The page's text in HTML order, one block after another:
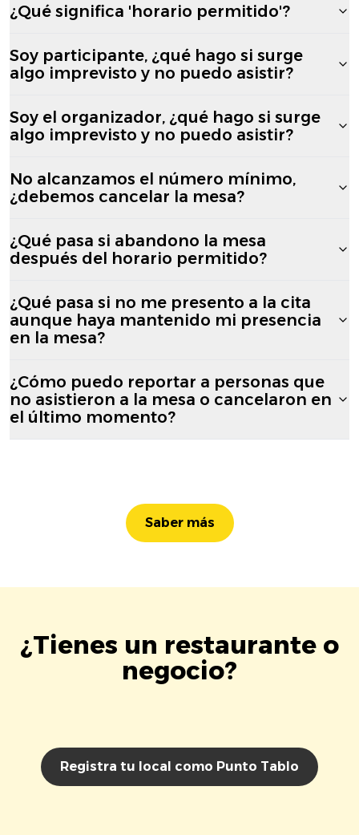
¿Qué significa 'horario permitido'?
Soy participante, ¿qué hago si surge
algo imprevisto y no puedo asistir?
Soy el organizador, ¿qué hago si surge
algo imprevisto y no puedo asistir?
No alcanzamos el número mínimo,
¿debemos cancelar la mesa?
¿Qué pasa si abandono la mesa
después del horario permitido?
¿Qué pasa si no me presento a la cita
aunque haya mantenido mi presencia
en la mesa?
¿Cómo puedo reportar a personas que
no asistieron a la mesa o cancelaron en
el último momento?
Saber más
¿Tienes un restaurante o
negocio?
Registra tu local como Punto Tablo